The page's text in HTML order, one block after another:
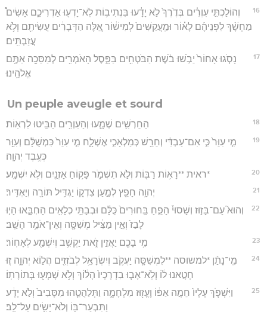
16
וְהוֹלַכְתִּ֣י עִוְרִ֗ים בְּדֶ֙רֶךְ֙ לֹ֣א יָדָ֔עוּ בִּנְתִיב֥וֹת לֹֽא־יָדְע֖וּ אַדְרִיכֵ֑ם אָשִׂים֩
מַחְשָׁ֨ךְ לִפְנֵיהֶ֜ם לָא֗וֹר וּמַֽעֲקַשִּׁים֙ לְמִישׁ֔וֹר אֵ֚לֶּה הַדְּבָרִ֔ים עֲשִׂיתִ֖ם וְלֹ֥א
עֲזַבְתִּֽים׃
17
נָסֹ֤גוּ אָחוֹר֙ יֵבֹ֣שׁוּ בֹ֔שֶׁת הַבֹּטְחִ֖ים בַּפָּ֑סֶל הָאֹמְרִ֥ים לְמַסֵּכָ֖ה אַתֶּ֥ם
אֱלֹהֵֽינוּ׃
Un peuple aveugle et sourd
18 הַחֵרְשִׁ֖ים שְׁמָ֑עוּ וְהַעִוְרִ֖ים הַבִּ֥יטוּ לִרְאֽוֹת׃
19
מִ֤י עִוֵּר֙ כִּ֣י אִם־עַבְדִּ֔י וְחֵרֵ֖שׁ כְּמַלְאָכִ֣י אֶשְׁלָ֑ח מִ֤י עִוֵּר֙ כִּמְשֻׁלָּ֔ם וְעִוֵּ֖ר
כְּעֶ֥בֶד יְהוָֽה׃
20 *ראית **רָא֥וֹת רַבּ֖וֹת וְלֹ֣א תִשְׁמֹ֑ר פָּק֥וֹחַ אָזְנַ֖יִם וְלֹ֥א יִשְׁמָֽע׃
21 יְהוָ֥ה חָפֵ֖ץ לְמַ֣עַן צִדְק֑וֹ יַגְדִּ֥יל תּוֹרָ֖ה וְיַאְדִּֽיר׃
22
וְהוּא֮ עַם־בָּז֣וּז וְשָׁסוּי֒ הָפֵ֤חַ בַּֽחוּרִים֙ כֻּלָּ֔ם וּבְבָתֵּ֥י כְלָאִ֖ים הָחְבָּ֑אוּ הָי֤וּ
לָבַז֙ וְאֵ֣ין מַצִּ֔יל מְשִׁסָּ֖ה וְאֵין־אֹמֵ֥ר הָשַֽׁב׃
23 מִ֥י בָכֶ֖ם יַאֲזִ֣ין זֹ֑את יַקְשִׁ֥ב וְיִשְׁמַ֖ע לְאָחֽוֹר׃
24
מִֽי־נָתַ֨ן *למשוסה **לִמְשִׁסָּ֧ה יַעֲקֹ֛ב וְיִשְׂרָאֵ֥ל לְבֹזְזִ֖ים הֲל֣וֹא יְהוָ֑ה ז֚וּ
חָטָ֣אנוּ ל֔וֹ וְלֹֽא־אָב֤וּ בִדְרָכָיו֙ הָל֔וֹךְ וְלֹ֥א שָׁמְע֖וּ בְּתוֹרָתֽוֹ׃
25
וַיִּשְׁפֹּ֤ךְ עָלָיו֙ חֵמָ֣ה אַפּ֔וֹ וֶעֱז֖וּז מִלְחָמָ֑ה וַתְּלַהֲטֵ֤הוּ מִסָּבִיב֙ וְלֹ֣א יָדָ֔ע
וַתִּבְעַר־בּ֖וֹ וְלֹא־יָשִׂ֥ים עַל־לֵֽב׃